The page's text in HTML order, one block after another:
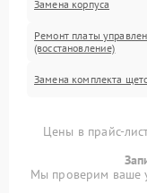
Замена корпуса
Ремонт платы
(восстановление)
Замена комплекта
Цены в прайс-
Мы проверим ваше